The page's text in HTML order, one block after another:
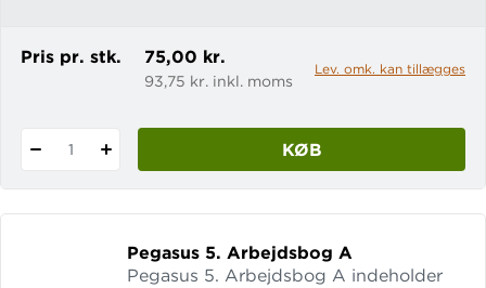
Pris pr. stk. 75,00 kr.
93,75 kr. inkl. moms
Lev. omk. kan tillægges
1 KØB
Pegasus 5. Arbejdsbog A
Pegasus 5. Arbejdsbog A indeholder